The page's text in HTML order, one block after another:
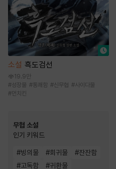
소설 흑도검선
19.9만
#성장물 #통쾌함 #신무협 #사이다물
#먼치킨
무협 소설
인기 키워드
#빙의물 #회귀물 #잔잔함
#고독함 #귀환물